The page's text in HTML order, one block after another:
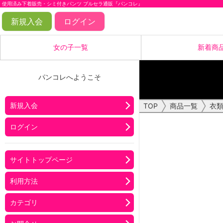
使用済み下着販売・シミ付きパンツ ブルセラ通販『パンコレ』
新規入会 ログイン
女の子一覧 新着商
商品一覧
リクエスト
パンコレへようこそ
新規入会
ログイン
サイトトップページ
利用方法
カテゴリ
TOP 商品一覧 衣